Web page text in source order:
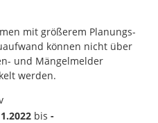
mit größerem Planungs-
können nicht über
und Mängelmelder
werden.
bis -